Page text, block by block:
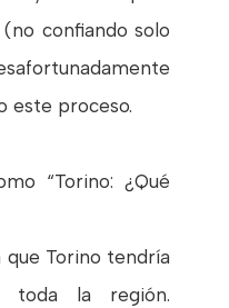
confiando solo
este proceso.
“Torino: ¿Qué
que Torino tendría
toda la región.